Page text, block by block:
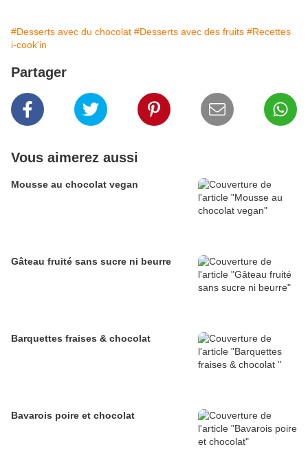
#Desserts avec du chocolat #Desserts avec des fruits #Recettes
i-cook'in
Partager
Vous aimerez aussi
Mousse au chocolat vegan
Gâteau fruité sans sucre ni beurre
Barquettes fraises & chocolat
Bavarois poire et chocolat